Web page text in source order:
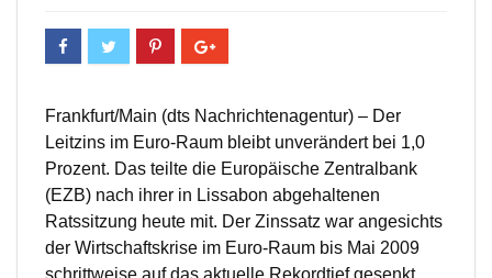
Frankfurt/Main (dts Nachrichtenagentur) – Der
Leitzins im Euro-Raum bleibt unverändert bei 1,0
Prozent. Das teilte die Europäische Zentralbank
(EZB) nach ihrer in Lissabon abgehaltenen
Ratssitzung heute mit. Der Zinssatz war angesichts
der Wirtschaftskrise im Euro-Raum bis Mai 2009